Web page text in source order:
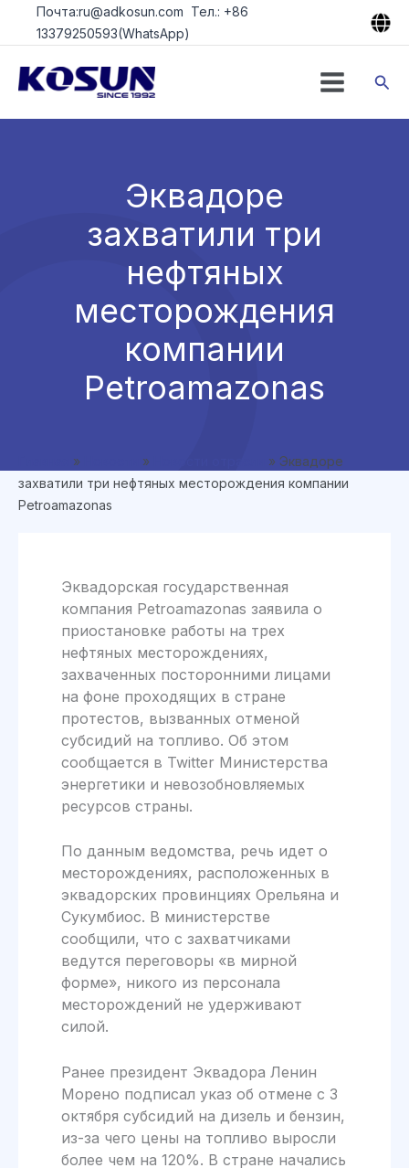
ПерейтиПочта:ru@adkosun.com Тел.: +86
13379250593(WhatsApp)
Эквадоре
захватили три
нефтяных
месторождения
компании
Petroamazonas
» » » Эквадоре
захватили три нефтяных месторождения компании
Petroamazonas
Эквадорская государственная
компания Petroamazonas заявила о
приостановке работы на трех
нефтяных месторождениях,
захваченных посторонними лицами
на фоне проходящих в стране
протестов, вызванных отменой
субсидий на топливо. Об этом
сообщается в Twitter Министерства
энергетики и невозобновляемых
ресурсов страны.
По данным ведомства, речь идет о
месторождениях, расположенных в
эквадорских провинциях Орельяна и
Сукумбиос. В министерстве
сообщили, что с захватчиками
ведутся переговоры «в мирной
форме», никого из персонала
месторождений не удерживают
силой.
Ранее президент Эквадора Ленин
Морено подписал указ об отмене с 3
октября субсидий на дизель и бензин,
из-за чего цены на топливо выросли
более чем на 120%. В стране начались